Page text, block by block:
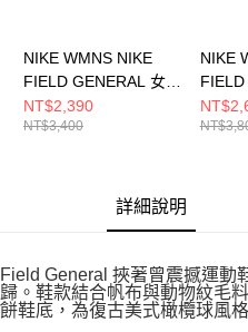
NIKE WMNS NIKE
FIELD GENERAL 女
休閒鞋 IF5850200
NT$2,390
NT$3,400
NIKE
休閒
詳細說明
Field General 挾著曾震撼運動
歸。鞋款結合帆布與動物紋毛
餅鞋底，為復古美式橄欖球風